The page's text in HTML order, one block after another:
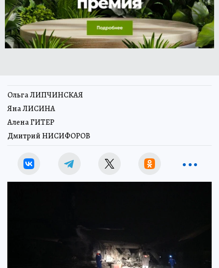
Ольга ЛИПЧИНСКАЯ
Яна ЛИСИНА
Алена ГИТЕР
Дмитрий НИСИФОРОВ